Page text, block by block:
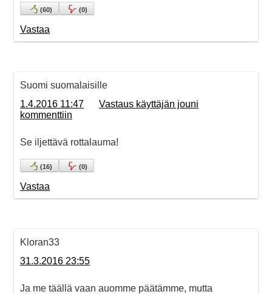
(60) (0)
Vastaa
Suomi suomalaisille
1.4.2016 11:47
Vastaus käyttäjän jouni
kommenttiin
Se iljettävä rottalauma!
(16) (0)
Vastaa
Kloran33
31.3.2016 23:55
Ja me täällä vaan auomme päätämme, mutta